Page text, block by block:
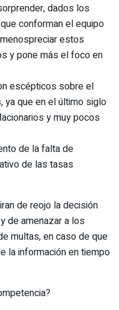
dados los
conforman el equipo
estos
y pone más el foco en
escépticos sobre el
ya que en el último siglo
y muy pocos
de la falta de
de las tasas
de reojo la decisión
de amenazar a los
multas, en caso de que
la información en tiempo